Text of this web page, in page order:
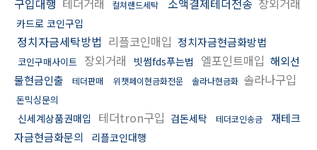
컬쳐랜드세탁
카드로 코인구입
정치자금세탁방법 리플코인매입 정치자금현금화방법
코인구매사이트 장외거래 빗썸fds푸는법 엘포인트매입 해외선
물현금인출
테더판매 위챗페이현금화전문 솔라나현금화 솔라나구입
돈믹싱문의
신세계상품권매입 테더tron구입 검돈세탁 테더코인송금
재테크
자금현금화문의
리플코인대행